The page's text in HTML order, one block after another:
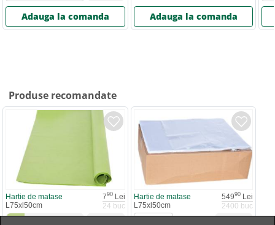
Adauga la comanda Adauga la comanda
Produse recomandate
Hartie de matase 790Lei
L75xl50cm
24 buc
Hartie de matase 54990 Lei
L75xl50cm
2400 buc